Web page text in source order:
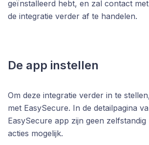
geïnstalleerd hebt, en zal contact
de integratie verder af te handelen.
De app instellen
Om deze integratie verder in te
met EasySecure. In de detailpagina
EasySecure app zijn geen
acties mogelijk.